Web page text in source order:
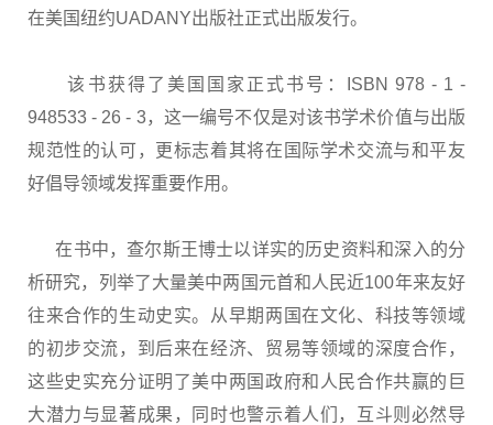
在美国纽约UADANY出版社正式出版发行。
该书获得了美国国家正式书号：ISBN 978 - 1 -
948533 - 26 - 3，这一编号不仅是对该书学术价值与出版
规范性的认可，更标志着其将在国际学术交流与和平友
好倡导领域发挥重要作用。
在书中，查尔斯王博士以详实的历史资料和深入的分
析研究，列举了大量美中两国元首和人民近100年来友好
往来合作的生动史实。从早期两国在文化、科技等领域
的初步交流，到后来在经济、贸易等领域的深度合作，
这些史实充分证明了美中两国政府和人民合作共赢的巨
大潜力与显著成果，同时也警示着人们，互斗则必然导